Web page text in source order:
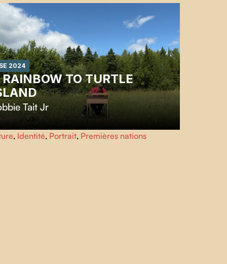
tard, sa fille Lina, réalisatrice, retourne avec elle sur
des lieux disparus et des mémoires dispersées
générations de femmes palestiniennes.
2024
TO TURTLE
Tait Jr
portrait met en lumière l'artiste Robbie Tait Jr. et son
le Turtle Island Handbook, qui vise à transmettre sa
, Identité, Portrait, Premières nations